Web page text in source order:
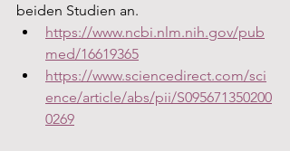
beiden Studien an.
https://www.ncbi.nlm.nih.gov/pub
med/16619365
https://www.sciencedirect.com/sci
ence/article/abs/pii/S095671350200
0269